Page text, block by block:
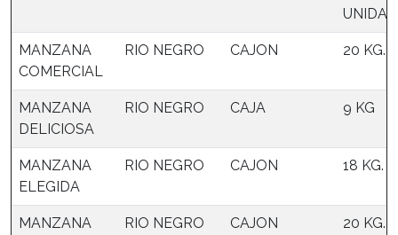
MANZANA
COMERCIAL
RIO NEGRO CAJON 20 KG.
MANZANA
DELICIOSA
RIO NEGRO CAJA 9 KG
MANZANA
ELEGIDA
RIO NEGRO CAJON 18 KG.
MANZANA
RIO NEGRO CAJON 20 KG.